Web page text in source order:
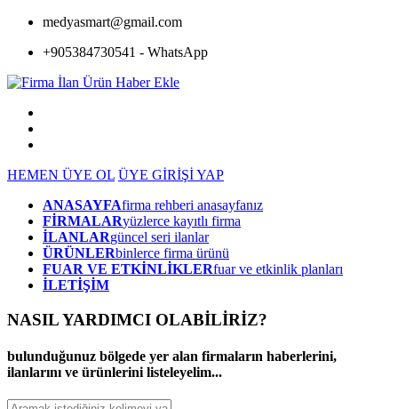
medyasmart@gmail.com
+905384730541 - WhatsApp
HEMEN ÜYE OL ÜYE GİRİŞİ YAP
ANASAYFAfirma rehberi anasayfanız
FİRMALARyüzlerce kayıtlı firma
İLANLARgüncel seri ilanlar
ÜRÜNLERbinlerce firma ürünü
FUAR VE ETKİNLİKLERfuar ve etkinlik planları
İLETİŞİM
NASIL YARDIMCI OLABİLİRİZ?
bulunduğunuz bölgede yer alan firmaların haberlerini,
ilanlarını ve ürünlerini listeleyelim...